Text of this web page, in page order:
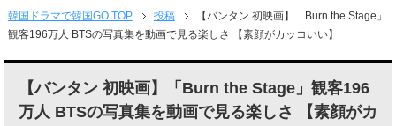
韓国ドラマで韓国GO TOP 投稿
【バンタン 初映画】「Burn the Stage」
観客196万人 BTSの写真集を動画で見る楽しさ 【素顔がカッコいい】
【バンタン 初映画】「Burn the Stage」観客196
万人 BTSの写真集を動画で見る楽しさ 【素顔がカ